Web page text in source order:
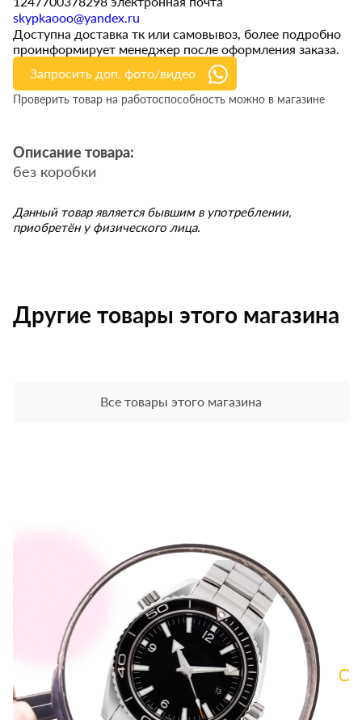
skypkaooo@yandex.ru
Доступна доставка тк или самовывоз, более подробно
проинформирует менеджер после оформления заказа.
Запросить доп. фото/видео
Проверить товар на работоспособность можно в магазине
Описание товара:
без коробки
Данный товар является бывшим в употреблении,
приобретён у физического лица.
Другие товары этого магазина
Все товары этого магазина